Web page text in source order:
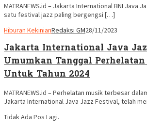
MATRANEWS.id – Jakarta International BNI Java
satu festival jazz paling bergengsi […]
Hiburan KekinianRedaksi GM28/11/2023
Jakarta International Java
Umumkan Tanggal
Untuk Tahun 2024
MATRANEWS.id – Perhelatan musik terbesar
Jakarta International Java Jazz Festival, telah
Tidak Ada Pos Lagi.